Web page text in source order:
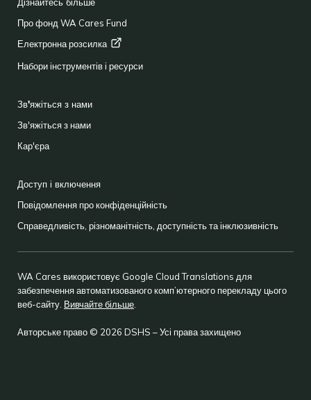
Про фонд WA Cares Fund
Електроннарозсилка
Набори інструментів і ресурси
Зв'яжіться з нами
Зв'яжіться з нами
Кар'єра
Доступ і включення
Повідомлення про конфіденційність
Справедливість, різноманітність, доступність та інклюзивність
WA Cares використовує Google Cloud Translations для
забезпечення автоматизованого комп’ютерного перекладу цього
веб-сайту. Вивчайте більше.
Авторське право © 2026 DSHS – Усі права захищено